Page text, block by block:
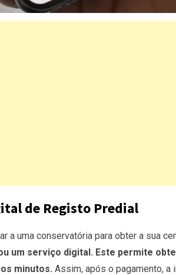
de Registo Predial
a uma conservatória para obter a sua
um serviço digital. Este permite
minutos. Assim, após o pagamento,